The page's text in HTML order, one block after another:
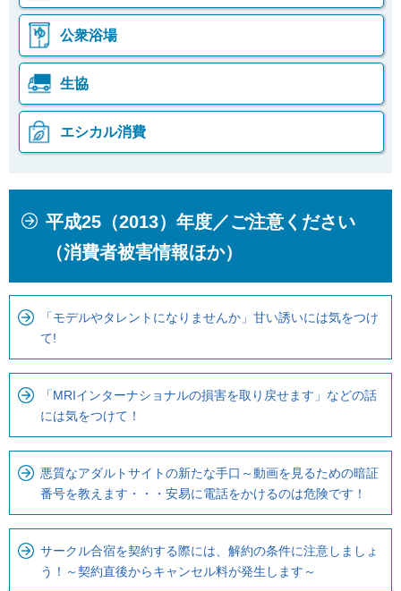
公衆浴場
生協
エシカル消費
ま
で
す
。
ロ
ー
ル
ナ
で
平成25（2013）年度／ご注意ください
（消費者被害情報ほか）
「モデルやタレントになりませんか」甘い誘いには気をつけ
て!
「MRIインターナショナルの損害を取り戻せます」などの話
には気をつけて！
悪質なアダルトサイトの新たな手口～動画を見るための暗証
番号を教えます・・・安易に電話をかけるのは危険です！
サークル合宿を契約する際には、解約の条件に注意しましょ
う！～契約直後からキャンセル料が発生します～